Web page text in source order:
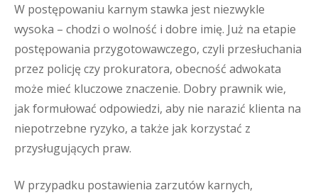
W postępowaniu karnym stawka jest niezwykle
wysoka – chodzi o wolność i dobre imię. Już na etapie
postępowania przygotowawczego, czyli przesłuchania
przez policję czy prokuratora, obecność adwokata
może mieć kluczowe znaczenie. Dobry prawnik wie,
jak formułować odpowiedzi, aby nie narazić klienta na
niepotrzebne ryzyko, a także jak korzystać z
przysługujących praw.
W przypadku postawienia zarzutów karnych,